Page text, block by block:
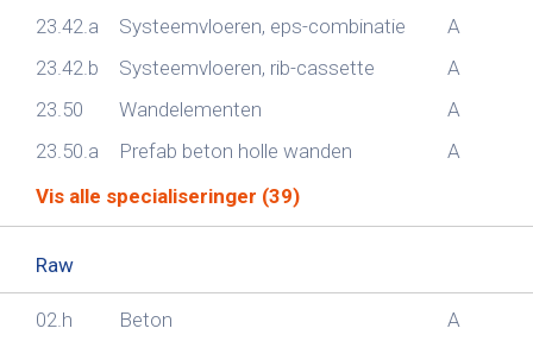
23.42.a
Systeemvloeren, eps-combinatie
A
23.42.b
Systeemvloeren, rib-cassette
A
23.50
Wandelementen
A
23.50.a
Prefab beton holle wanden
A
Vis alle specialiseringer (39)
Raw
02.h Beton
A